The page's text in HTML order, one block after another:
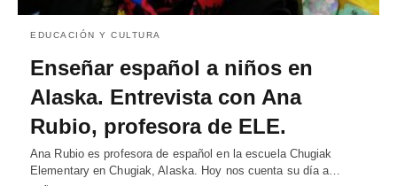
EDUCACIÓN Y CULTURA
Enseñar español a niños en
Alaska. Entrevista con Ana
Rubio, profesora de ELE.
Ana Rubio es profesora de español en la escuela Chugiak
Elementary en Chugiak, Alaska. Hoy nos cuenta su día a…